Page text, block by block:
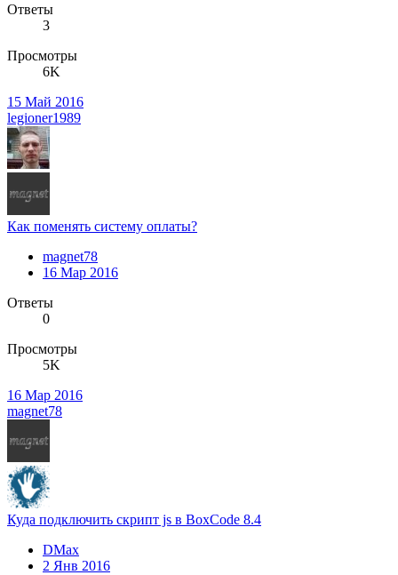
Ответы
3
Просмотры
6K
15 Май 2016
legioner1989
Как поменять систему оплаты?
magnet78
16 Мар 2016
Ответы
0
Просмотры
5K
16 Мар 2016
magnet78
Куда подключить скрипт js в BoxCode 8.4
DMax
2 Янв 2016